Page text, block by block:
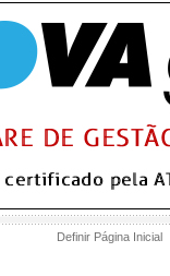
Definir Página Inicial